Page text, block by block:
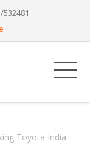
532481
Toyota India